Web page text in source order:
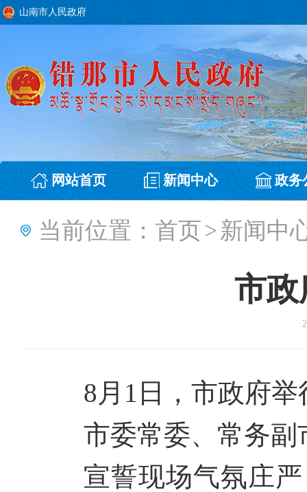
山南市人民政府
网站首页 新闻中心 政务
当前位置： 首页>新闻中
市政
8月1日，市政府
市委常委、常务
宣誓现场气氛庄